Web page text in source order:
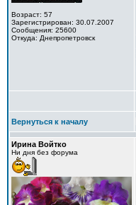
Возраст: 57
Зарегистрирован: 30.07.2007
Сообщения: 25600
Откуда: Днепропетровск
Вернуться к началу
Ирина Войтко
Ни дня без форума